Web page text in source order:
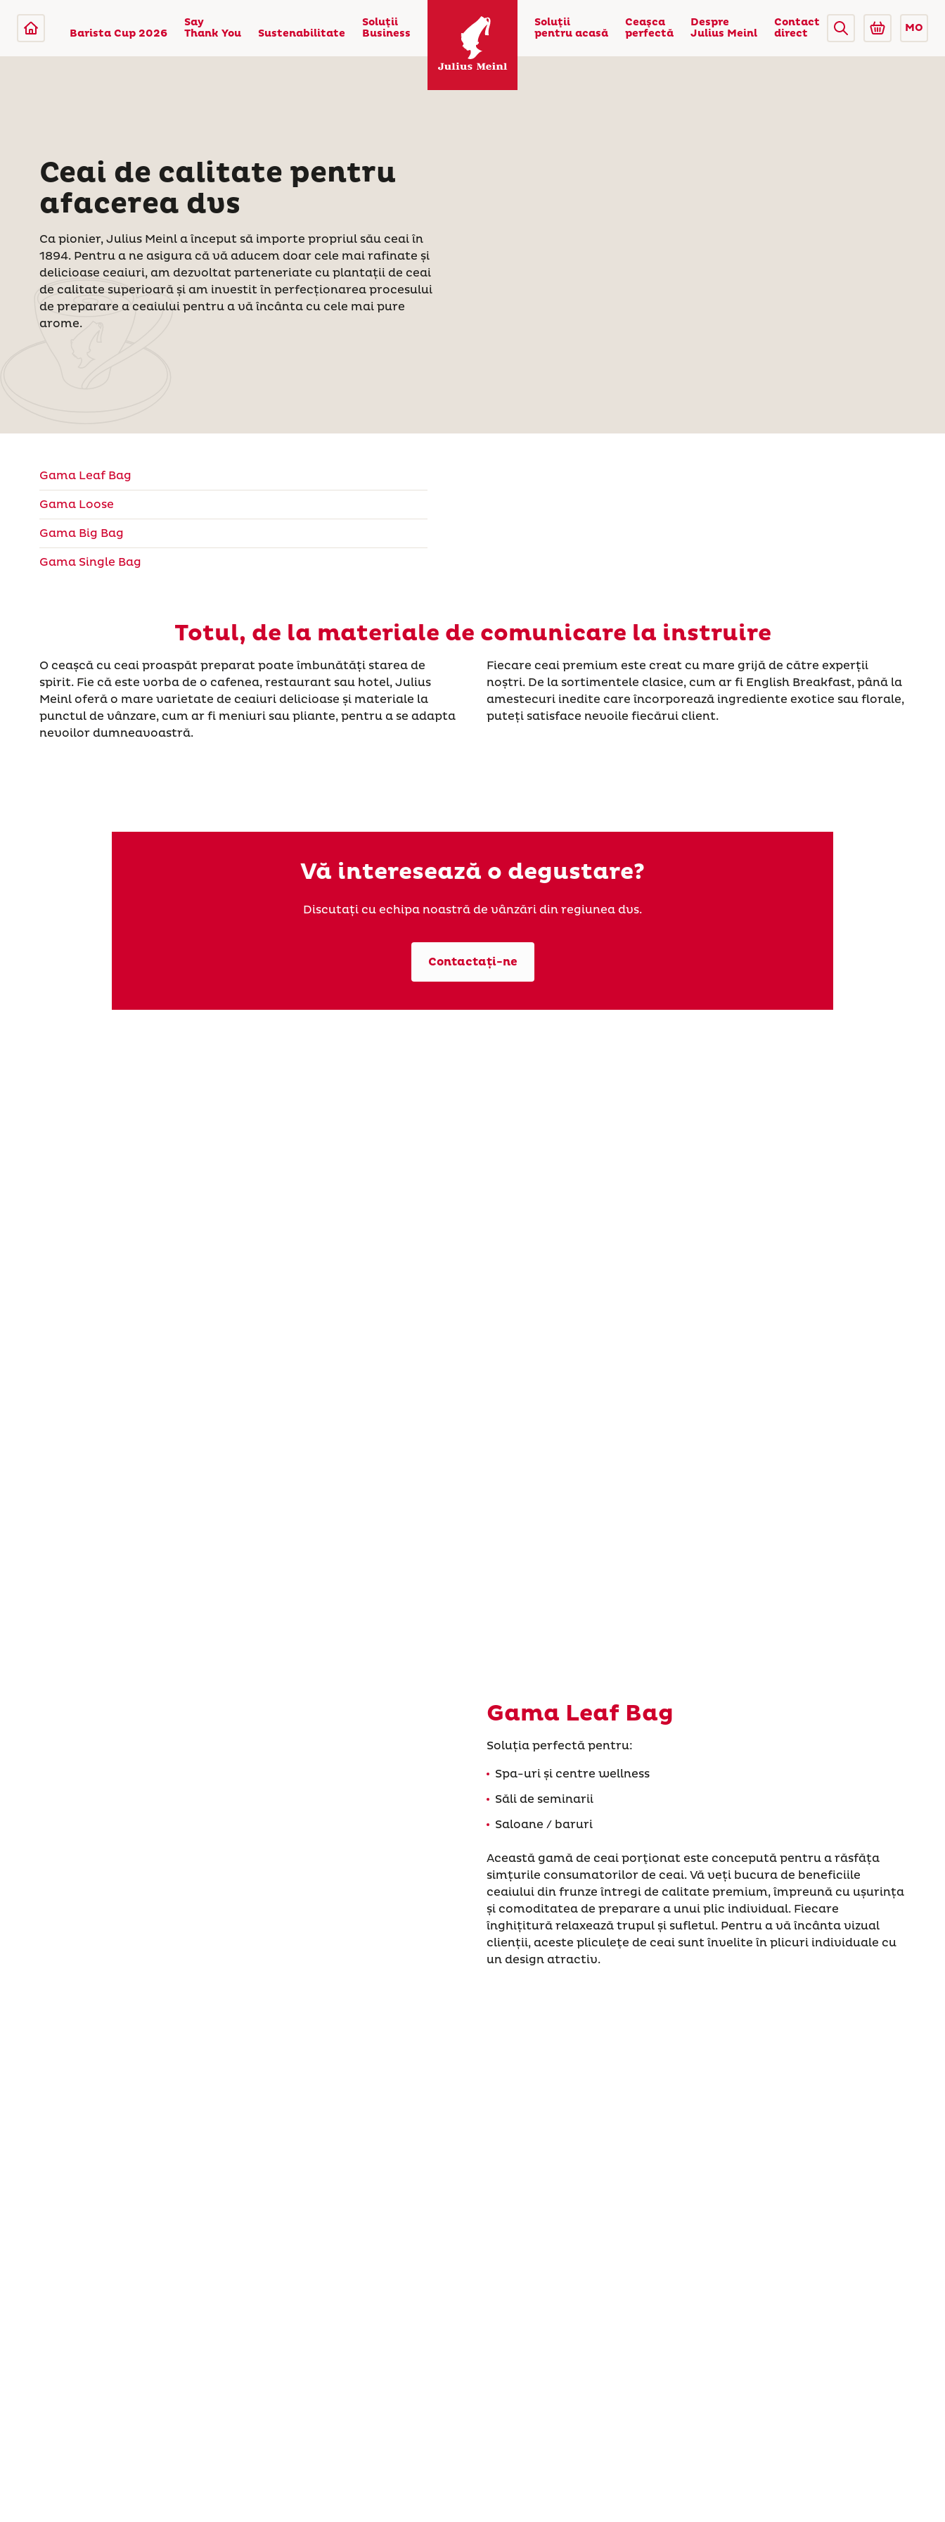
Barista Cup 2026
Say
Thank You
Sustenabilitate
Soluţii
Business
Soluţii
pentru acasă
Ceaşca
perfectă
Despre
Julius Meinl
Contact
direct
MO
Ceai de calitate pentru
afacerea dvs
Ca pionier, Julius Meinl a început să importe propriul său ceai în
1894. Pentru a ne asigura că vă aducem doar cele mai rafinate și
delicioase ceaiuri, am dezvoltat parteneriate cu plantații de ceai
de calitate superioară și am investit în perfecționarea procesului
de preparare a ceaiului pentru a vă încânta cu cele mai pure
arome.
Gama Leaf Bag
Gama Loose
Gama Big Bag
Gama Single Bag
Totul, de la materiale de comunicare la instruire
O ceașcă cu ceai proaspăt preparat poate îmbunătăți starea de
spirit. Fie că este vorba de o cafenea, restaurant sau hotel, Julius
Meinl oferă o mare varietate de ceaiuri delicioase și materiale la
punctul de vânzare, cum ar fi meniuri sau pliante, pentru a se adapta
nevoilor dumneavoastră.
Fiecare ceai premium este creat cu mare grijă de către experții
noștri. De la sortimentele clasice, cum ar fi English Breakfast, până la
amestecuri inedite care încorporează ingrediente exotice sau florale,
puteți satisface nevoile fiecărui client.
Vă interesează o degustare?
Discutați cu echipa noastră de vânzări din regiunea dvs.
Contactați-ne
Gama Leaf Bag
Soluția perfectă pentru:
Spa-uri și centre wellness
Săli de seminarii
Saloane / baruri
Această gamă de ceai porţionat este concepută pentru a răsfăța
simțurile consumatorilor de ceai. Vă veți bucura de beneficiile
ceaiului din frunze întregi de calitate premium, împreună cu ușurința
și comoditatea de preparare a unui plic individual. Fiecare
înghițitură relaxează trupul și sufletul. Pentru a vă încânta vizual
clienții, aceste pliculeţe de ceai sunt învelite în plicuri individuale cu
un design atractiv.